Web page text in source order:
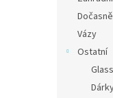
Vázy
Ostatní